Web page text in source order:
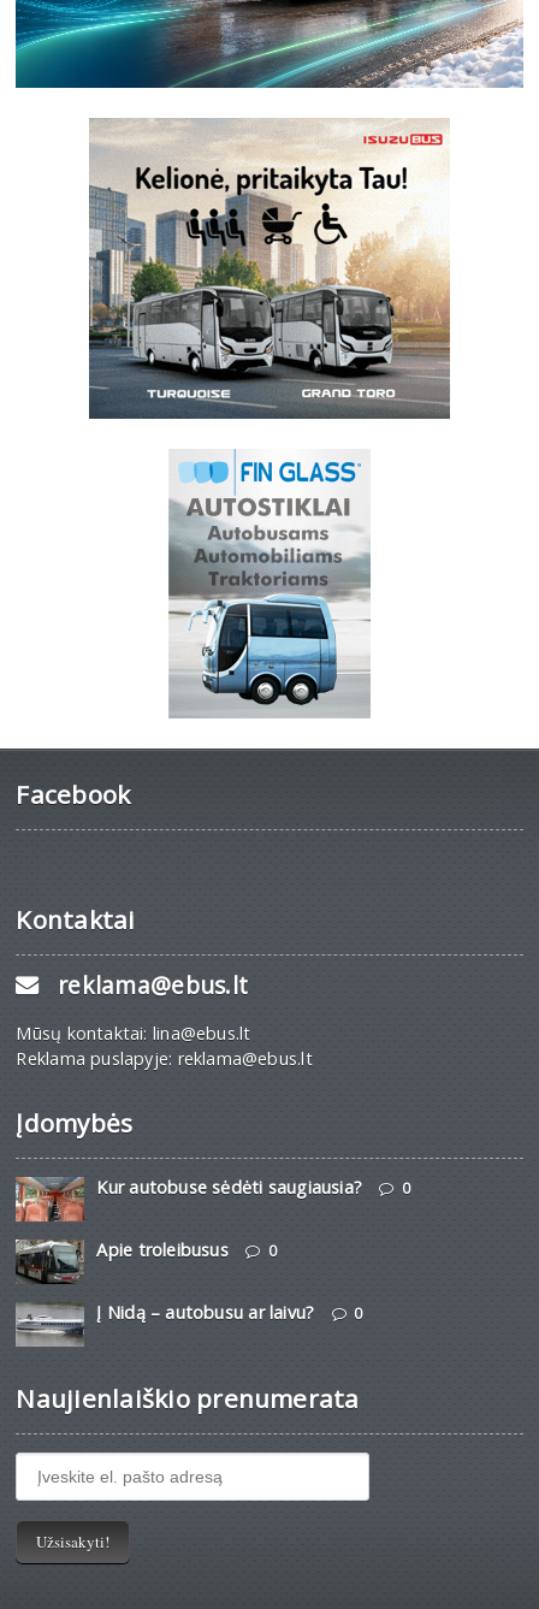
Facebook
Kontaktai
reklama@ebus.lt
Mūsų kontaktai: lina@ebus.lt
Reklama puslapyje: reklama@ebus.lt
Įdomybės
Kur autobuse sėdėti saugiausia? 0
Apie troleibusus 0
Į Nidą – autobusu ar laivu? 0
Naujienlaiškio prenumerata